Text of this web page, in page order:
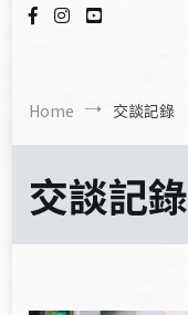
Home 交談記錄
交談記錄